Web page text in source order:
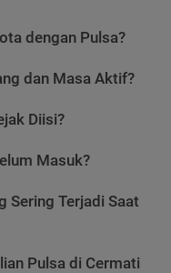
dengan Pulsa?
dan Masa Aktif?
Diisi?
Masuk?
Sering Terjadi Saat
Pulsa di Cermati